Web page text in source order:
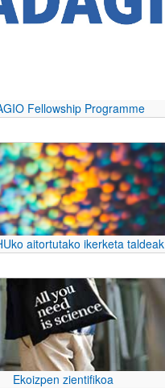
Fellowship Programme
aitortutako ikerketa taldeak
Ekoizpen zientifikoa